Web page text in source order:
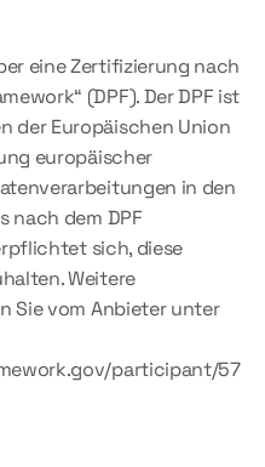
eine Zertifizierung nach
(DPF). Der DPF ist
der Europäischen Union
europäischer
in den
nach dem DPF
sich, diese
Weitere
Sie vom Anbieter unter
participant/57